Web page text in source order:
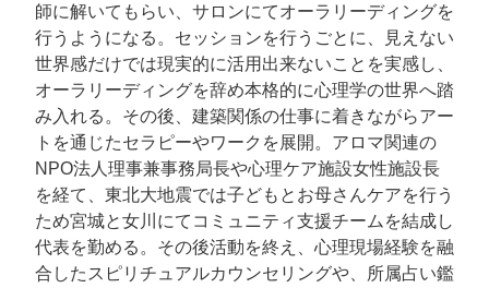
師に解いてもらい、サロンにてオーラリーディングを
行うようになる。セッションを行うごとに、見えない
世界感だけでは現実的に活用出来ないことを実感し、
オーラリーディングを辞め本格的に心理学の世界へ踏
み入れる。その後、建築関係の仕事に着きながらアー
トを通じたセラピーやワークを展開。アロマ関連の
NPO法人理事兼事務局長や心理ケア施設女性施設長
を経て、東北大地震では子どもとお母さんケアを行う
ため宮城と女川にてコミュニティ支援チームを結成し
代表を勤める。その後活動を終え、心理現場経験を融
合したスピリチュアルカウンセリングや、所属占い鑑